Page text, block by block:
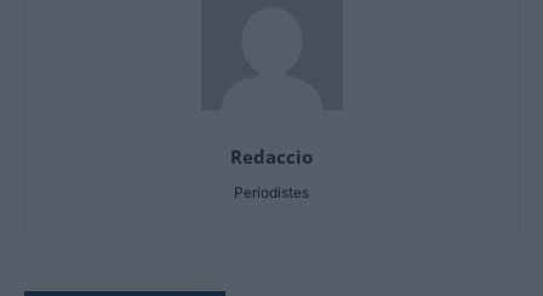
Redaccio
Periodistes